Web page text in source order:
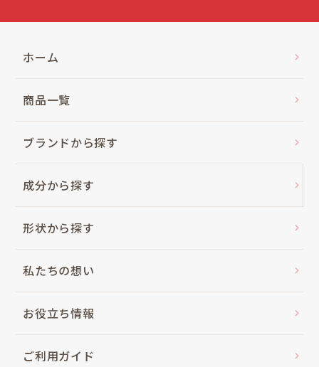
ホーム
商品一覧
ブランドから探す
成分から探す
形状から探す
私たちの想い
お役立ち情報
ご利用ガイド